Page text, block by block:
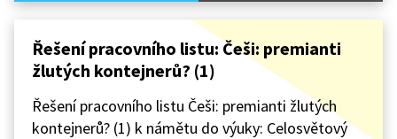
Řešení pracovního listu: Češi: premianti
žlutých kontejnerů? (1)
Řešení pracovního listu Češi: premianti žlutých
kontejnerů? (1) k námětu do výuky: Celosvětový